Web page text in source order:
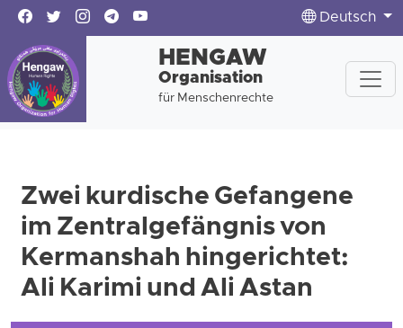
Deutsch
HENGAW
Organisation
für Menschenrechte
Zwei kurdische Gefangene
im Zentralgefängnis von
Kermanshah hingerichtet:
Ali Karimi und Ali Astan